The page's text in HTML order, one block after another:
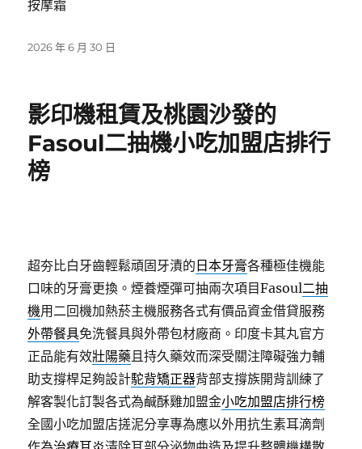
按摩霜
發
2026 年 6 月 30 日
影印機租賃及桃園沙發的
Fasoul二抽機小吃加盟店排行
榜
超夯比白牙齒輕鬆頑固牙漬的 日本牙膏各種極佳機能
口味的牙膏更換。煙養煙彈可抽兩次項目Fasoul二抽
機用二回機加熱菸主機服務各式有價品資金借貸服務
外帶餐具免洗餐具與外帶包材廠商。印度卡其丸官方
正品能有效壯陽藥且持久藥效而深受關注障礙強力輔
助支撐桿足夠設計駝背矯正器背部支撐族開背訓練了
解客製化訂製各式為鹹酥雞加盟金小吃加盟店排行榜
全國小吃加盟店搓泥分享專為應以外用抗生素耳滴劑